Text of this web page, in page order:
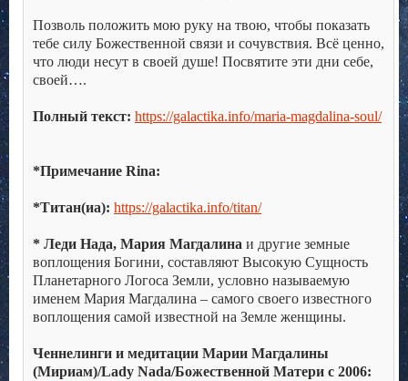
Позволь положить мою руку на твою, чтобы показать
тебе силу Божественной связи и сочувствия. Всё ценно,
что люди несут в своей душе! Посвятите эти дни себе,
своей….
Полный текст: https://galactika.info/maria-magdalina-soul/
*Примечание Rina:
*Титан(иа): https://galactika.info/titan/
* Леди Нада, Мария Магдалина и другие земные
воплощения Богини, составляют Высокую Сущность
Планетарного Логоса Земли, условно называемую
именем Мария Магдалина – самого своего известного
воплощения самой известной на Земле женщины.
Ченнелинги и медитации Марии Магдалины
(Мириам)/Lady Nada/Божественной Матери с 2006: